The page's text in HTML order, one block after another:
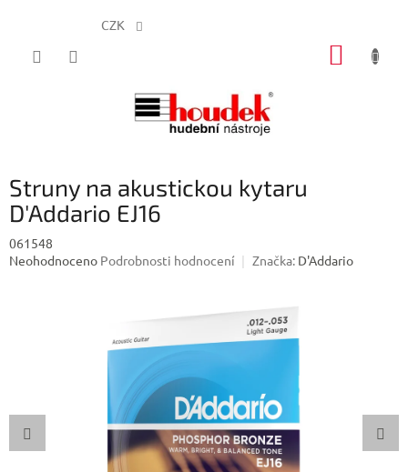
CZK
Struny na akustickou kytaru
D'Addario EJ16
061548
Průměrné
Neohodnoceno Podrobnosti hodnocení Značka: D'Addario